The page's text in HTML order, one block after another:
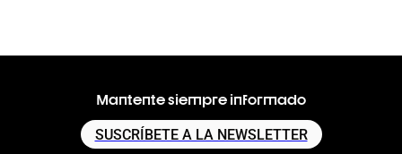
Mantente siempre informado
SUSCRÍBETE A LA NEWSLETTER